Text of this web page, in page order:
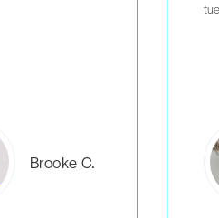
Everlea B.